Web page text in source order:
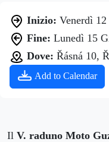
Inizio: Venerdì
Fine: Lunedì 15
Dove: Řásná 10,
Add to Calendar
Il V. raduno Moto